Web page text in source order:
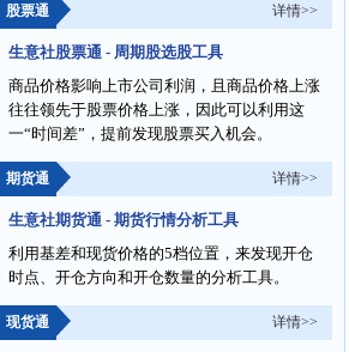
股票通 详情>>
生意社股票通 - 周期股选股工具
商品价格影响上市公司利润，且商品价格上涨
往往领先于股票价格上涨，因此可以利用这
一“时间差”，提前发现股票买入机会。
期货通 详情>>
生意社期货通 - 期货行情分析工具
利用基差和现货价格的5档位置，来发现开仓
时点、开仓方向和开仓数量的分析工具。
现货通 详情>>